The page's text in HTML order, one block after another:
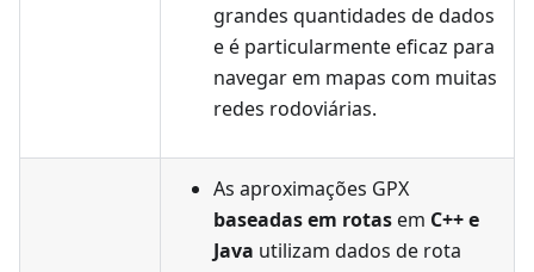
grandes quantidades de dados
e é particularmente eficaz para
navegar em mapas com muitas
redes rodoviárias.
As aproximações GPX
baseadas em rotasem C++ e
Java utilizam dados de rota